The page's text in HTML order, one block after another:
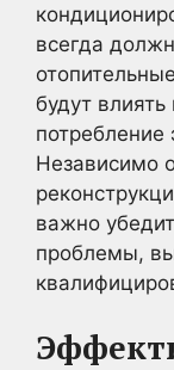
всегда
будут
потребление
Независимо
важно
проблемы,